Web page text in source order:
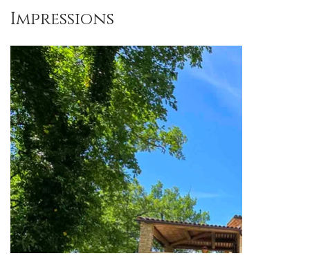
Impressions